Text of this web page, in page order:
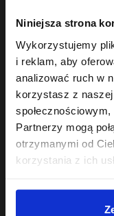
Niniejsza strona
Wykorzystujemy
i reklam, aby
analizować ruch w
korzystasz z
Partnerzy mogą
otrzymanymi od
korzystania z ich
Szampon
10,49 zł
Najniższa cena z 30 dni przed
6,29 zł
OUTLET